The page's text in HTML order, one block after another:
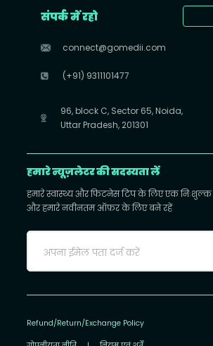
संपर्क में रहो
connect@gomedii.com
(+91) 9311101477
96, block C, Sector 65, Noida,
Uttar Pradesh, 201301
हमारे न्यूज़लेटर की सदस्यता लें
हमारे स्वास्थ्य और फिटनेस टिप के लिए एक निःशुल्क
और हमारे नवीनतम ऑफ़र के लिए बने रहें
Refund/Return/Exchange Policy